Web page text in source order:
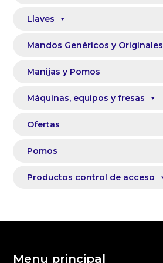
Llaves
Mandos Genéricos y Originales
Manijas y Pomos
Máquinas, equipos y fresas
Ofertas
Pomos
Productos control de acceso
Menu principal